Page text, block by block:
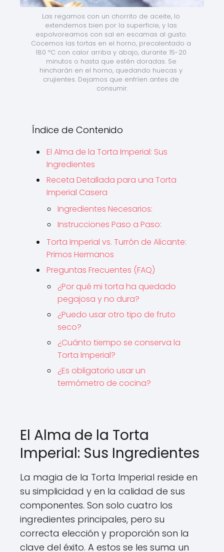
Las regamos con un chorrito de aceite, lo
extendemos bien por la superficie, y las
espolvoreamos con sal en escamas al gusto.
Cocemos las tortas en el horno, precalentado a
180 ºC con calor arriba y abajo, durante 15-20
minutos o hasta que estén doradas. Se
hincharán en el horno, quedando huecas y
crujientes. Dejamos que enfríen antes de
consumir.
Índice de Contenido
El Alma de la Torta Imperial: Sus
Ingredientes
Receta Detallada para una Torta
Imperial Casera
Ingredientes Necesarios:
Instrucciones Paso a Paso:
Torta Imperial vs. Turrón de Alicante:
Primos Hermanos
Preguntas Frecuentes (FAQ)
¿Por qué mi torta ha quedado
pegajosa y no dura?
¿Puedo usar otro tipo de fruto
seco?
¿Cuánto tiempo se conserva la
Torta Imperial?
¿Es obligatorio usar un
termómetro de cocina?
El Alma de la Torta
Imperial: Sus Ingredientes
La magia de la Torta Imperial reside en
su simplicidad y en la calidad de sus
componentes. Son solo cuatro los
ingredientes principales, pero su
correcta elección y proporción son la
clave del éxito. A estos se les suma un